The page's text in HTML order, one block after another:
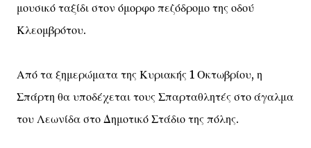
μουσικό ταξίδι στον όμορφο πεζόδρομο της οδού
Κλεομβρότου.
Από τα ξημερώματα της Κυριακής 1 Οκτωβρίου, η
Σπάρτη θα υποδέχεται τους Σπαρταθλητές στο άγαλμα
του Λεωνίδα στο Δημοτικό Στάδιο της πόλης.